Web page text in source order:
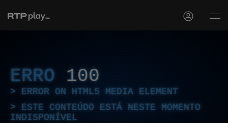
ERRO 100
ERROR ON HTML5 MEDIA ELEMENT
ESTE CONTEÚDO ESTÁ NESTE MOMENTO
INDISPONÍVEL